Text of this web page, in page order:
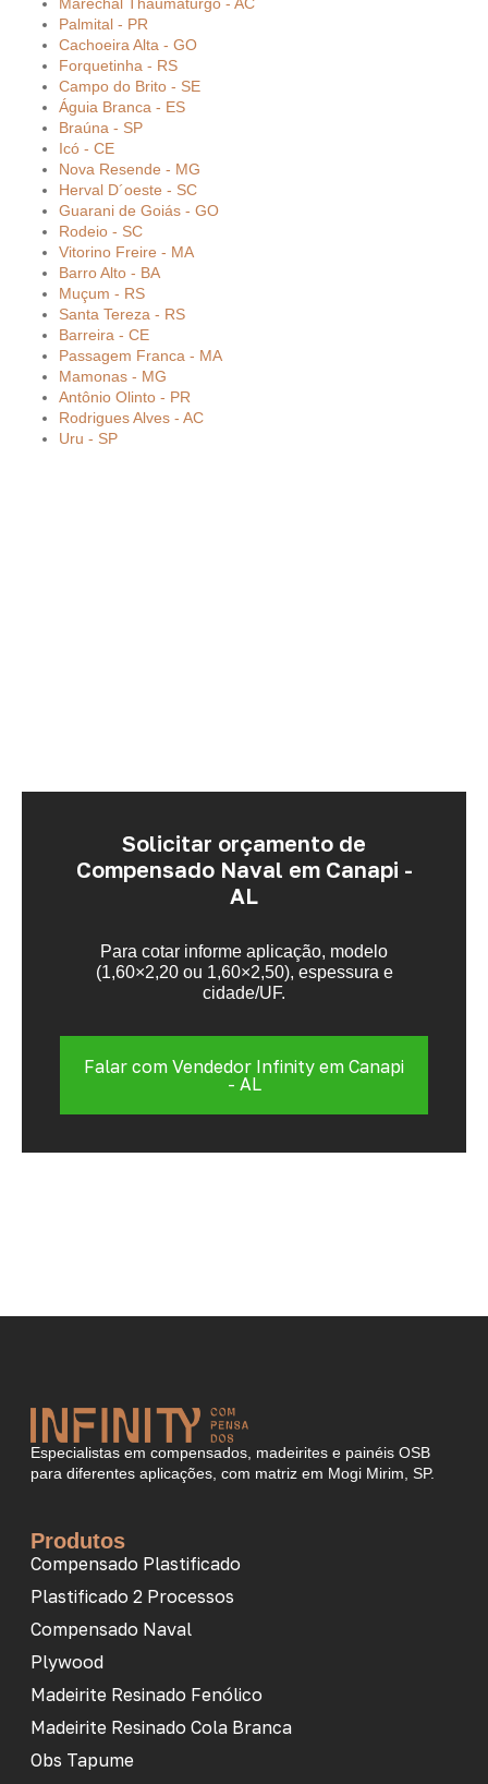
Marechal Thaumaturgo - AC
Palmital - PR
Cachoeira Alta - GO
Forquetinha - RS
Campo do Brito - SE
Águia Branca - ES
Braúna - SP
Icó - CE
Nova Resende - MG
Herval D´oeste - SC
Guarani de Goiás - GO
Rodeio - SC
Vitorino Freire - MA
Barro Alto - BA
Muçum - RS
Santa Tereza - RS
Barreira - CE
Passagem Franca - MA
Mamonas - MG
Antônio Olinto - PR
Rodrigues Alves - AC
Uru - SP
Solicitar orçamento de
Compensado Naval em Canapi -
AL
Para cotar informe aplicação, modelo
(1,60×2,20 ou 1,60×2,50), espessura e
cidade/UF.
Falar com Vendedor Infinity em Canapi
- AL
Especialistas em compensados, madeirites e painéis OSB
para diferentes aplicações, com matriz em Mogi Mirim, SP.
Produtos
Compensado Plastificado
Plastificado 2 Processos
Compensado Naval
Plywood
Madeirite Resinado Fenólico
Madeirite Resinado Cola Branca
Obs Tapume